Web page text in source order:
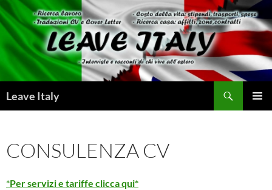
Skip
to
content
Leave Italy
CONSULENZA CV
*Per servizi e tariffe clicca qui*